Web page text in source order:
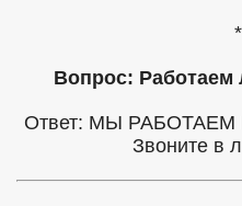
Вопрос:
Ответ: МЫ
Звоните в